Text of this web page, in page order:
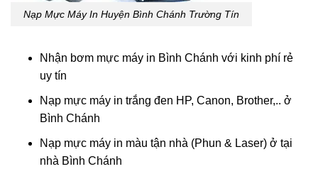
Nạp Mực Máy In Huyện Bình Chánh Trường Tín
Nhận bơm mực máy in Bình Chánh với kinh phí rẻ
uy tín
Nạp mực máy in trắng đen HP, Canon, Brother,.. ở
Bình Chánh
Nạp mực máy in màu tận nhà (Phun & Laser) ở tại
nhà Bình Chánh